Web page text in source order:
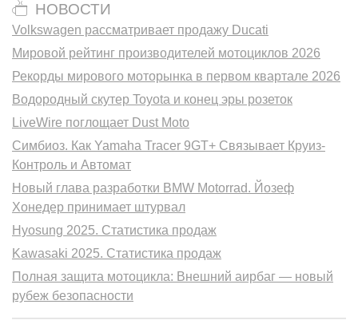
НОВОСТИ
Volkswagen рассматривает продажу Ducati
Мировой рейтинг производителей мотоциклов 2026
Рекорды мирового моторынка в первом квартале 2026
Водородный скутер Toyota и конец эры розеток
LiveWire поглощает Dust Moto
Симбиоз. Как Yamaha Tracer 9GT+ Связывает Круиз-
Контроль и Автомат
Новый глава разработки BMW Motorrad. Йозеф
Хонедер принимает штурвал
Hyosung 2025. Статистика продаж
Kawasaki 2025. Статистика продаж
Полная защита мотоцикла: Внешний аирбаг — новый
рубеж безопасности